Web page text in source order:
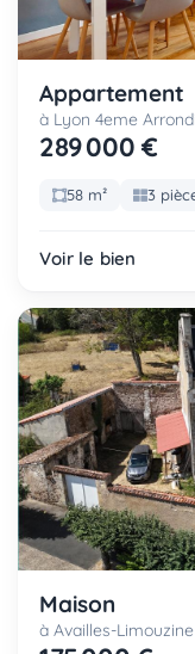
Appartement
à Lyon 4eme
289 000 €
58 m² 3
Voir le bien
Maison
à Availles-